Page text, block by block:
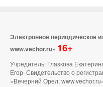
Электронное периодическое
www.vechor.ru» 16+
Учредитель: Глазкова
Егор Свидетельство о
«Вечерний Орел,